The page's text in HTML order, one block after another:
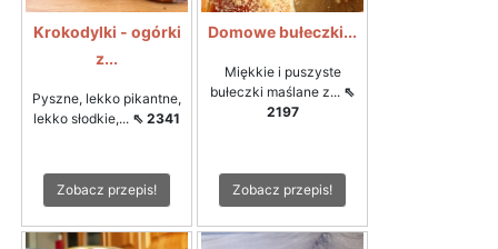
Krokodylki - ogórki
z...
Pyszne, lekko pikantne,
lekko słodkie,... ⇖ 2341
Zobacz przepis!
Domowe bułeczki...
Miękkie i puszyste
bułeczki maślane z... ⇖
2197
Zobacz przepis!